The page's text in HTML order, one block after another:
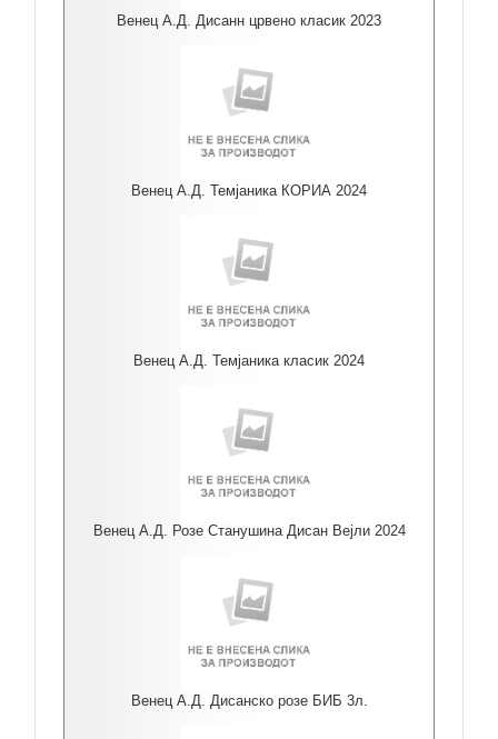
Венец А.Д. Дисанн црвено класик 2023
Венец А.Д. Темјаника КОРИА 2024
Венец А.Д. Темјаника класик 2024
Венец А.Д. Розе Станушина Дисан Вејли 2024
Венец А.Д. Дисанско розе БИБ 3л.